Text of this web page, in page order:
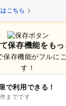
こちら
保存機能をもっ
保存機能がフルに
す！
で利用できる！
までです